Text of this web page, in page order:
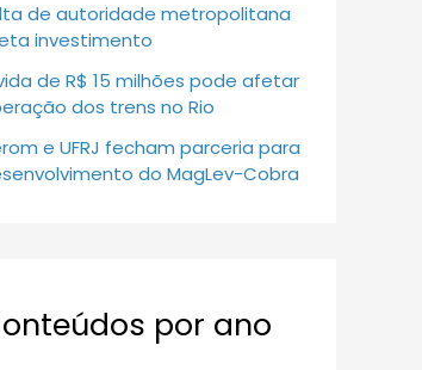
de autoridade metropolitana
investimento
de R$ 15 milhões pode afetar
dos trens no Rio
e UFRJ fecham parceria para
do MagLev-Cobra
por ano